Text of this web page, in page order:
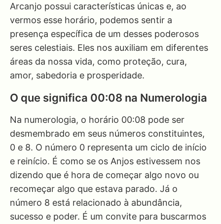
Arcanjo possui características únicas e, ao
vermos esse horário, podemos sentir a
presença específica de um desses poderosos
seres celestiais. Eles nos auxiliam em diferentes
áreas da nossa vida, como proteção, cura,
amor, sabedoria e prosperidade.
O que significa 00:08 na Numerologia
Na numerologia, o horário 00:08 pode ser
desmembrado em seus números constituintes,
0 e 8. O número 0 representa um ciclo de início
e reinício. É como se os Anjos estivessem nos
dizendo que é hora de começar algo novo ou
recomeçar algo que estava parado. Já o
número 8 está relacionado à abundância,
sucesso e poder. É um convite para buscarmos